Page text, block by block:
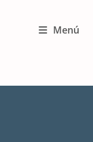
Menú